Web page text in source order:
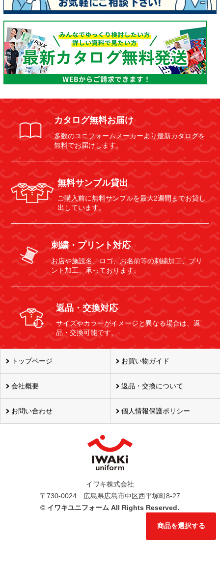
商品を選択する
カタログ無料お届け
多数のユニフォームメーカーより最新カタログを
無料でお届けします。
無料サンプル貸出
ご購入前に無料サンプルを最大2週間までお貸し
出しています。
刺繍・プリント対応
お店や施設名、ロゴ、お名前等の刺繍加工、プリ
ント加工、承っております。
返品・交換対応
サイズやカラーがイメージと異なる場合は、返
品・交換可能です。
トップページ お買い物ガイド
会社概要 返品・交換について
お問い合わせ 個人情報保護ポリシー
イワキ株式会社
〒730-0024 広島県広島市中区西平塚町8-27
© イワキユニフォーム All Rights Reserved.